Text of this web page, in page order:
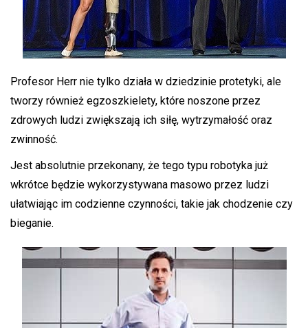
Profesor Herr nie tylko działa w dziedzinie protetyki, ale
tworzy również egzoszkielety, które noszone przez
zdrowych ludzi zwiększają ich siłę, wytrzymałość oraz
zwinność.
Jest absolutnie przekonany, że tego typu robotyka już
wkrótce będzie wykorzystywana masowo przez ludzi
ułatwiając im codzienne czynności, takie jak chodzenie czy
bieganie.